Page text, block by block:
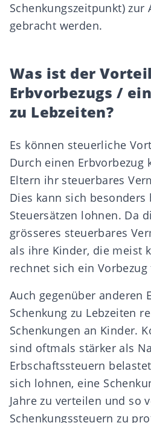
Schenkungszeitpunkt) zur
gebracht werden.
Was ist der
Erbvorbezugs /
zu Lebzeiten?
Es können steuerliche
Durch einen Erbvorbezug
Eltern ihr steuerbares
Dies kann sich besonders
Steuersätzen lohnen. Da
grösseres steuerbares
als ihre Kinder, die meist
rechnet sich ein
Auch gegenüber anderen
Schenkung zu Lebzeiten
Schenkungen an Kinder.
sind oftmals stärker als
Erbschaftssteuern
sich lohnen, eine
Jahre zu verteilen und so
Schenkungssteuern zu